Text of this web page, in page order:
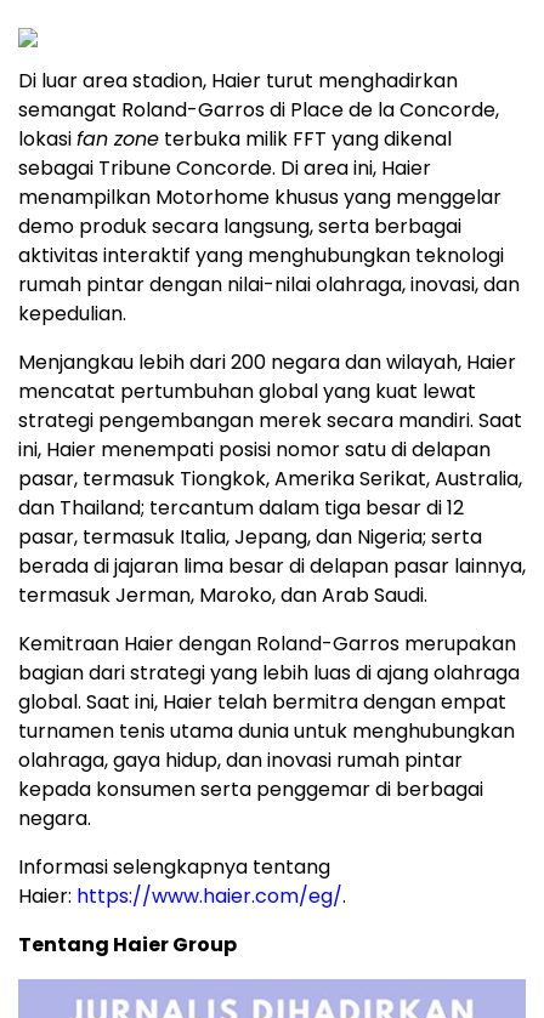
Di luar area stadion, Haier turut menghadirkan
semangat Roland-Garros di Place de la Concorde,
lokasifan zone terbuka milik FFT yang dikenal
sebagai Tribune Concorde. Di area ini, Haier
menampilkan Motorhome khusus yang menggelar
demo produk secara langsung, serta berbagai
aktivitas interaktif yang menghubungkan teknologi
rumah pintar dengan nilai-nilai olahraga, inovasi, dan
kepedulian.
Menjangkau lebih dari 200 negara dan wilayah, Haier
mencatat pertumbuhan global yang kuat lewat
strategi pengembangan merek secara mandiri. Saat
ini, Haier menempati posisi nomor satu di delapan
pasar, termasuk Tiongkok, Amerika Serikat, Australia,
dan Thailand; tercantum dalam tiga besar di 12
pasar, termasuk Italia, Jepang, dan Nigeria; serta
berada di jajaran lima besar di delapan pasar lainnya,
termasuk Jerman, Maroko, dan Arab Saudi.
Kemitraan Haier dengan Roland-Garros merupakan
bagian dari strategi yang lebih luas di ajang olahraga
global. Saat ini, Haier telah bermitra dengan empat
turnamen tenis utama dunia untuk menghubungkan
olahraga, gaya hidup, dan inovasi rumah pintar
kepada konsumen serta penggemar di berbagai
negara.
Informasi selengkapnya tentang
Haier: https://www.haier.com/eg/.
Tentang Haier Group